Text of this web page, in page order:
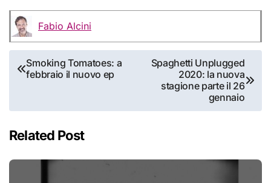
Fabio Alcini
Navigazione
articoli
Smoking Tomatoes: a
febbraio il nuovo ep
Spaghetti Unplugged
2020: la nuova
stagione parte il 26
gennaio
Related Post